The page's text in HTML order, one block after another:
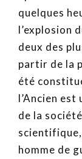
quelques
l’explosion
deux des
partir de la
été
l’Ancien
de la
homme de